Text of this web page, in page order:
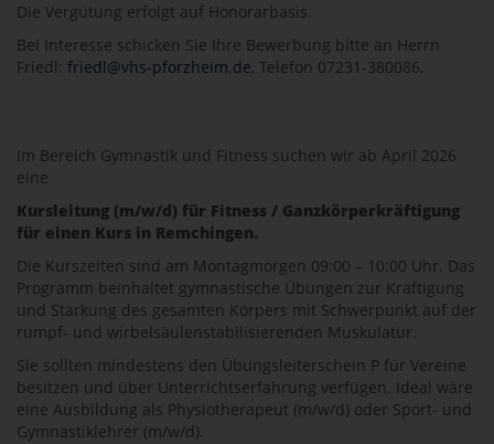
Die Vergütung erfolgt auf Honorarbasis.
Bei Interesse schicken Sie Ihre Bewerbung bitte an Herrn
Friedl: friedl@vhs-pforzheim.de, Telefon 07231-380086.
Im Bereich Gymnastik und Fitness suchen wir ab April 2026
eine
Kursleitung (m/w/d) für Fitness / Ganzkörperkräftigung
für einen Kurs in Remchingen.
Die Kurszeiten sind am Montagmorgen 09:00 – 10:00 Uhr. Das
Programm beinhaltet gymnastische Übungen zur Kräftigung
und Stärkung des gesamten Körpers mit Schwerpunkt auf der
rumpf- und wirbelsäulenstabilisierenden Muskulatur.
Sie sollten mindestens den Übungsleiterschein P für Vereine
besitzen und über Unterrichtserfahrung verfügen. Ideal wäre
eine Ausbildung als Physiotherapeut (m/w/d) oder Sport- und
Gymnastiklehrer (m/w/d).